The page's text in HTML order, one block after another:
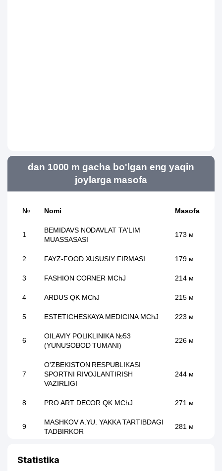
dan 1000 m gacha bo'lgan eng yaqin
joylarga masofa
№ Nomi Masofa
1
BEMIDAVS NODAVLAT TA'LIM
MUASSASASI
173 м
2 FAYZ-FOOD XUSUSIY FIRMASI 179 м
3 FASHION CORNER MChJ 214 м
4 ARDUS QK MChJ 215 м
5 ESTETICHESKAYA MEDICINA MChJ 223 м
6
OILAVIY POLIKLINIKA №53
(YUNUSOBOD TUMANI)
226 м
7
O'ZBEKISTON RESPUBLIKASI
SPORTNI RIVOJLANTIRISH
VAZIRLIGI
244 м
8 PRO ART DECOR QK MChJ 271 м
9
MASHKOV A.YU. YAKKA TARTIBDAGI
TADBIRKOR
281 м
10
TARTIBDAGI TADBIRKOR
Statistika